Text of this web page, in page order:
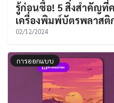
รู้ก่อนซื้อ! 5 สิ่งสำคัญที่
เครื่องพิมพ์บัตรพลาสติ
02/12/2024
การออกแบบ